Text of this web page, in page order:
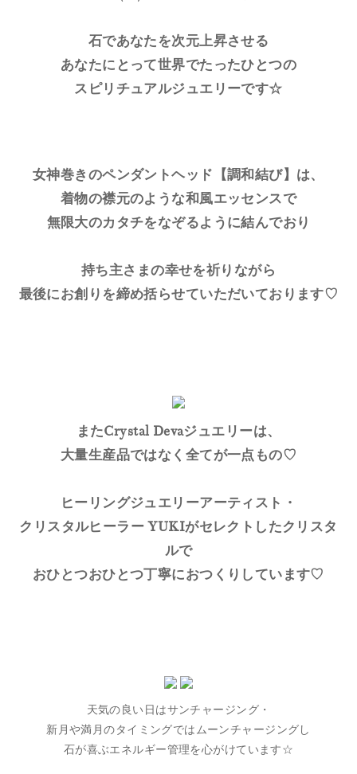
石であなたを次元上昇させる
あなたにとって世界でたったひとつの
スピリチュアルジュエリーです☆
女神巻きのペンダントヘッド【調和結び】は、
着物の襟元のような和風エッセンスで
無限大のカタチをなぞるように結んでおり
持ち主さまの幸せを祈りながら
最後にお創りを締め括らせていただいております♡
またCrystal Devaジュエリーは、
大量生産品ではなく全てが一点もの♡
ヒーリングジュエリーアーティスト・
クリスタルヒーラー YUKIがセレクトしたクリスタ
ルで
おひとつおひとつ丁寧におつくりしています♡
天気の良い日はサンチャージング・
新月や満月のタイミングではムーンチャージングし
石が喜ぶエネルギー管理を心がけています☆